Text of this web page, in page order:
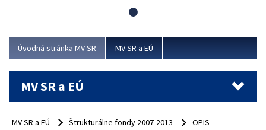
aj interiéru, kde vznikli nové učebne a moderné
Viac
Úvodná stránka MV SR MV SR a EÚ
MV SR a EÚ
MV SR a EÚ Štrukturálne fondy 2007-2013
OPIS